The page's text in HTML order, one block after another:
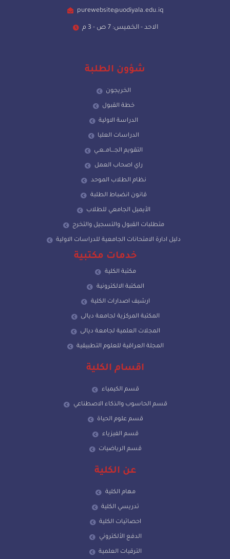
purewebsite@uodiyala.edu.iq
الاحد - الخميس: 7 ص - 3 م
شؤون الطلبة
الخريجون
خطة القبول
الدراسة الاولية
الدراسات العليا
التقويم الجـــامــعـي
راي اصحاب العمل
نظام الطلاب الموحد
قانون انضباط الطلبة
الأيميل الجامعي للطلاب
متطلبات القبول والتسجيل والتخرج
دليل ادارة الامتحانات الجامعية للدراسات الاولية
خدمات مكتبية
مكتبة الكلية
المكتبة الالكترونية
ارشيف اصدارات الكلية
المكتبة المركزية لجامعة ديالى
المجلات العلمية لجامعة ديالى
المجلة العراقية للعلوم التطبيقية
اقسام الكلية
قسم الكيمياء
قسم الحاسوب والذكاء الاصطناعي
قسم علوم الحياة
قسم الفيزياء
قسم الرياضيات
عن الكلية
مهام الكلية
تدريسي الكلية
احصائيات الكلية
الدفع الألكتروني
الترقيات العلمية